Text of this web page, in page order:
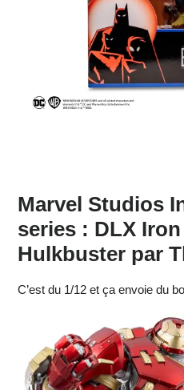
Marvel Studios
series : DLX
Hulkbuster par
C’est du 1/12 et ça envoie du